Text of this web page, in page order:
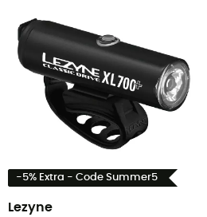
-5% Extra - Code Summer5
Lezyne